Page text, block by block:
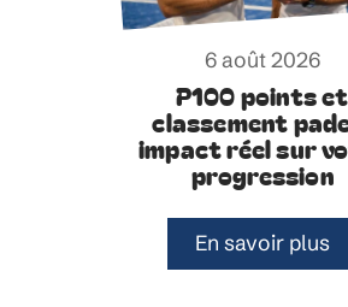
6 août 2026
P100 points et
classement
impact réel sur
progression
En savoir plus